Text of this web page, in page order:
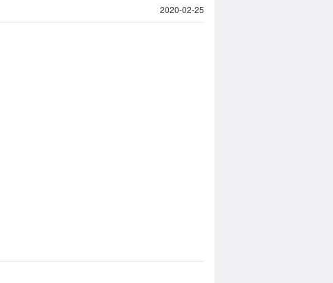
2020-02-25